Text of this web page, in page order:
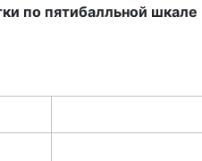
по пятибалльной шкале